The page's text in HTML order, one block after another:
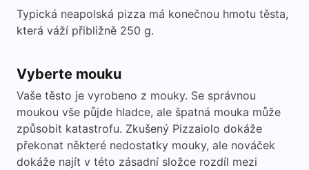
Typická neapolská pizza má konečnou hmotu těsta,
která váží přibližně 250 g.
Vyberte mouku
Vaše těsto je vyrobeno z mouky. Se správnou
moukou vše půjde hladce, ale špatná mouka může
způsobit katastrofu. Zkušený Pizzaiolo dokáže
překonat některé nedostatky mouky, ale nováček
dokáže najít v této zásadní složce rozdíl mezi